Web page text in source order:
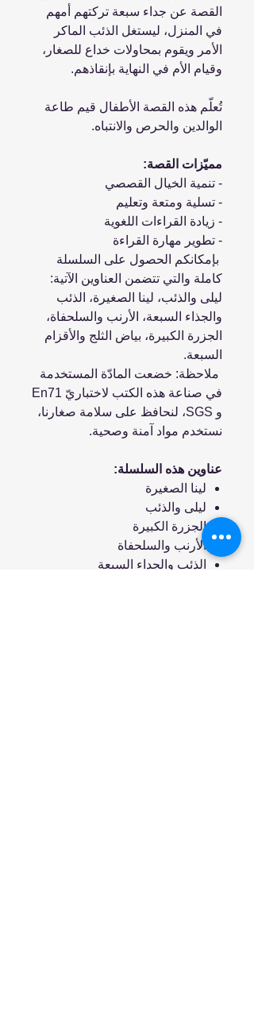
القصة عن جداء سبعة تركتهم أمهم
في المنزل، ليستغل الذئب الماكر
الأمر ويقوم بمحاولات خداع للصغار،
وقيام الأم في النهاية بإنقاذهم.
تُعلّم هذه القصة الأطفال قيم طاعة
الوالدين والحرص والانتباه.
مميّزات القصة:
- تنمية الخيال القصصي
- تسلية ومتعة وتعليم
- زيادة القراءات اللغوية
- تطوير مهارة القراءة
بإمكانكم الحصول على السلسلة
كاملة والتي تتضمن العناوين الآتية:
ليلى والذئب، لينا الصغيرة، الذئب
والجذاء السبعة، الأرنب والسلحفاة،
الجزرة الكبيرة، بياض الثلج والأقزام
السبعة.
ملاحظة: خضعت المادّة المستخدمة
في صناعة هذه الكتب لاختباريّ En71
و SGS، لنحافظ على سلامة صغارنا،
نستخدم مواد آمنة وصحية.
عناوين هذه السلسلة:
لينا الصغيرة
ليلى والذئب
الجزرة الكبيرة
الأرنب والسلحفاة
الذئب والجداء السبعة